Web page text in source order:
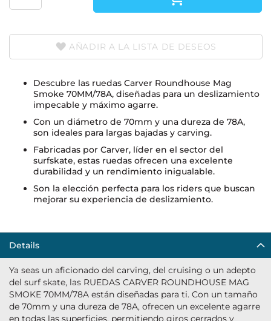
AÑADIR A LA LISTA DE DESEOS
Descubre las ruedas Carver Roundhouse Mag
Smoke 70MM/78A, diseñadas para un deslizamiento
impecable y máximo agarre.
Con un diámetro de 70mm y una dureza de 78A,
son ideales para largas bajadas y carving.
Fabricadas por Carver, líder en el sector del
surfskate, estas ruedas ofrecen una excelente
durabilidad y un rendimiento inigualable.
Son la elección perfecta para los riders que buscan
mejorar su experiencia de deslizamiento.
Details
Ya seas un aficionado del carving, del cruising o un adepto
del surf skate, las RUEDAS CARVER ROUNDHOUSE MAG
SMOKE 70MM/78A están diseñadas para ti. Con un tamaño
de 70mm y una dureza de 78A, ofrecen un excelente agarre
en todas las superficies, permitiendo giros cerrados y